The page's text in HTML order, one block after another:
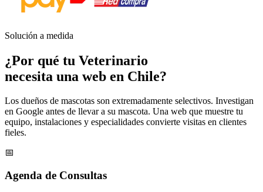
Solución a medida
¿Por qué tu Veterinario
necesita una web en Chile?
Los dueños de mascotas son extremadamente selectivos. Investigan
en Google antes de llevar a su mascota. Una web que muestre tu
equipo, instalaciones y especialidades convierte visitas en clientes
fieles.
📅
Agenda de Consultas